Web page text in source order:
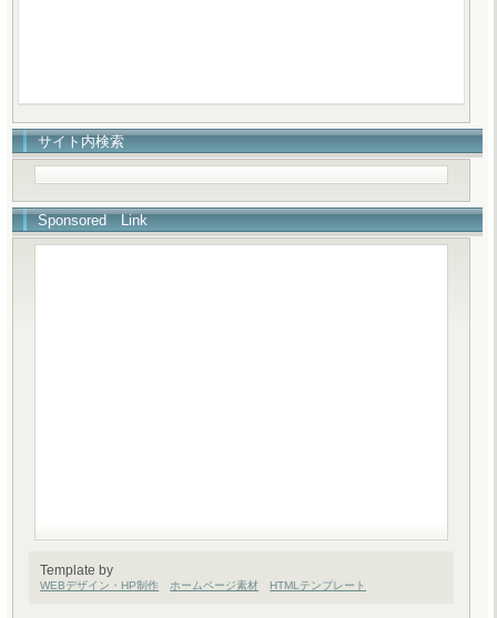
サイト内検索
Sponsored Link
Template by
WEBデザイン・HP制作 ホームページ素材 HTMLテンプレート